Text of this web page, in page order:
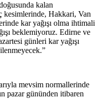
kalan
kesimlerinde, Hakkari, Van
kar yağışı olma ihtimali
beklemiyoruz. Edirne ve
günleri kar yağışı
mevsim normallerinde
pazar gününden itibaren